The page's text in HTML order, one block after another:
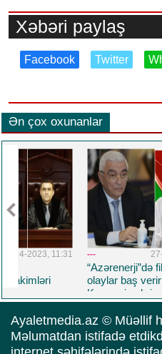
Xəbəri paylaş
Facebook Twitter
Ən çox oxunanlar
--- 27-06-2024,
“Azərenerji”də film kimi
olaylar baş verir -
və daha nələr.. Üzeyir
Yusifovun "Məcnun"u
oynadığı filmdə Baba
Rzayev də baş roldadı
Ayaletmedia.az © Müəllif
Məlumatdan istifadə